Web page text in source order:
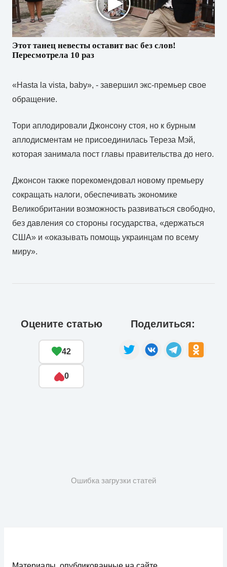
Этот танец невесты оставит вас без слов!
Пересмотрела 10 раз
«Hasta la vista, baby», - завершил экс-премьер свое
обращение.
Тори аплодировали Джонсону стоя, но к бурным
аплодисментам не присоединилась Тереза Мэй,
которая занимала пост главы правительства до него.
Джонсон также порекомендовал новому премьеру
сокращать налоги, обеспечивать экономике
Великобритании возможность развиваться свободно,
без давления со стороны государства, «держаться
США» и «оказывать помощь украинцам по всему
миру».
Оцените статью
42
0
Поделиться:
Ошибка загрузки статей